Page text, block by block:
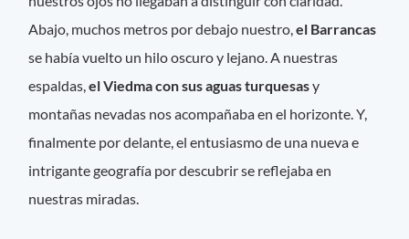
Abajo, muchos metros por debajo nuestro,el Barrancas
se había vuelto un hilo oscuro y lejano. A nuestras
espaldas,el Viedmacon sus aguas turquesasy
montañas nevadas nos acompañaba en el horizonte. Y,
finalmente por delante, el entusiasmo de una nueva e
intrigante geografía por descubrir se reflejaba en
nuestras miradas.